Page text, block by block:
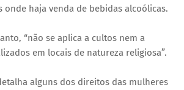
onde haja venda de bebidas alcoólicas.
“não se aplica a cultos nem a
em locais de natureza religiosa”.
alguns dos direitos das mulheres